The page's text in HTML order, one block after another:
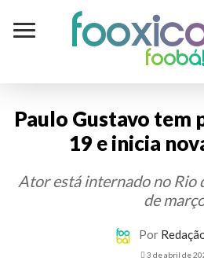
Paulo Gustavo tem
19 e inicia
Ator está internado no Rio
de
Por
3 de abril de